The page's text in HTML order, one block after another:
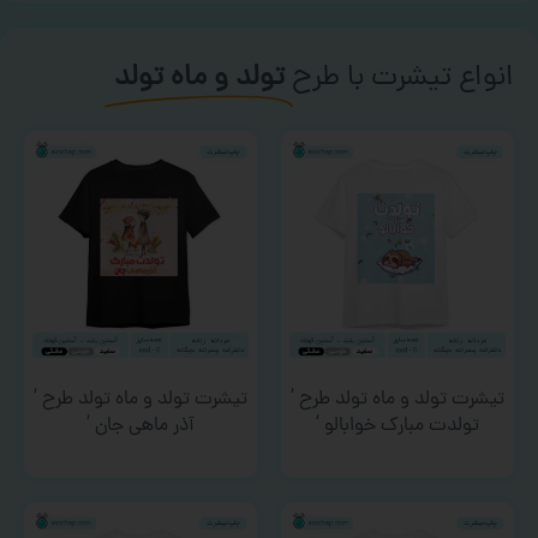
انواع تیشرت با طرحتولد و ماه تولد
تیشرت تولد و ماه تولد طرح ‘
تولدت مبارک خوابالو ‘
تیشرت تولد و ماه تولد طرح ‘
آذر ماهی جان ‘